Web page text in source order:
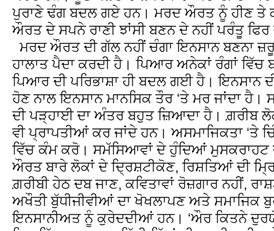
ਪੁਰਾਣੇ ਢੰਗ ਬਦਲ ਗਏ ਹਨ। ਮਰਦ ਔਰਤ ਨੂੰ ਹੀਣ ਤੇ
ਔਰਤ ਦੇ ਸਪਨੇ ਰਾਣੀ ਝਾਂਸੀ ਬਣਨ ਦੇ ਨਹੀਂ ਪਰੰਤੂ ਫਿਰ
ਮਰਦ ਔਰਤ ਦੀ ਗੱਲ ਨਹੀਂ ਚੰਗਾ ਇਨਸਾਨ ਬਣਨਾ
ਹਾਲਾਤ ਪੈਦਾ ਕਰਦੀ ਹੈ। ਪਿਆਰ ਅਨੇਕਾਂ ਰੰਗਾਂ
ਪਿਆਰ ਦੀ ਪਰਿਭਾਸ਼ਾ ਹੀ ਬਦਲ ਗਈ ਹੈ। ਇਨਸਾਨ
ਹੋਣ ਨਾਲ ਇਨਸਾਨ ਮਾਨਸਿਕ ਤੌਰ ‘ਤੇ ਮਰ ਜਾਂਦਾ
ਦੀ ਪੜ੍ਹਾਈ ਦਾ ਅੰਤਰ ਬਹੁਤ ਜ਼ਿਆਦਾ ਹੈ। ਗ਼ਰੀਬ
ਵੀ ਪ੍ਰਾਪਤੀਆਂ ਕਰ ਜਾਂਦੇ ਹਨ। ਅਸਮਾਜਿਕਤਾ ‘ਤੇ
ਵਿੱਚ ਕੰਮ ਕਰੋ। ਸਮੱਸਿਆਵਾਂ ਦੇ ਹੁੰਦਿਆਂ
ਔਰਤ ਬਾਰੇ ਲੋਕਾਂ ਦੇ ਦਿ੍ਰਸ਼ਟੀਕੋਣ, ਰਿਸ਼ਤਿਆਂ ਦੀ
ਗ਼ਰੀਬੀ ਹੇਠ ਦਬ ਜਾਣ, ਕਵਿਤਾਵਾਂ ਰੋਜ਼ਗਾਰ ਨਹੀਂ,
ਅਖੌਤੀ ਬੁੱਧੀਜੀਵੀਆਂ ਦਾ ਖੋਖਲਾਪਣ ਅਤੇ ਸਮਾਜਿਕ
ਇਨਸਾਨੀਅਤ ਨੂੰ ਕੁਰੇਦਦੀਆਂ ਹਨ। ‘ਔਰ ਕਿਤਨੇ